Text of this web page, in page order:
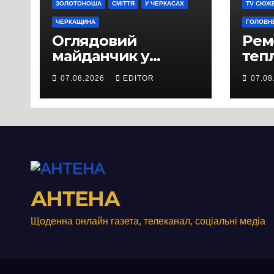
ЗОЛОТОНОША СМІТТЯ У ЧЕРКАСАХ
ЧЕРКАЩИНА
Оглядовий
майданчик у
Панському біля
Черкас
перетворився на
07.08.2026 EDITOR
TV
АНТЕНА
Щоденна онлайн газета, телеканал, соціальні медіа